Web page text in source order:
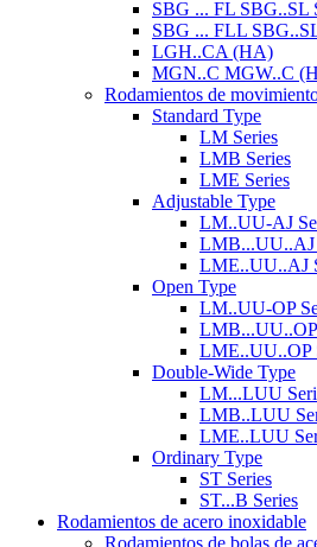
SBG ... FL SBG..SL
SBG ... FLL
LGH..CA (HA)
MGN..C MGW..C
Rodamientos de
Standard Type
LM Series
LMB Series
LME Series
Adjustable Type
LM..UU-AJ
LMB...UU..AJ
LME..UU..AJ
Open Type
LM..UU-OP
LMB...UU..OP
LME..UU..OP
Double-Wide Type
LM...LUU
LMB..LUU
LME..LUU
Ordinary Type
ST Series
ST...B Series
Rodamientos de acero inoxidable